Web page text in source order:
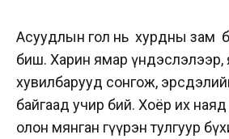
Асуудлын гол нь хурдны зам
биш. Харин ямар үндэслэлээр,
хувилбарууд сонгож,
байгаад учир бий. Хоёр их наяд
олон мянган гүүрэн тулгуур